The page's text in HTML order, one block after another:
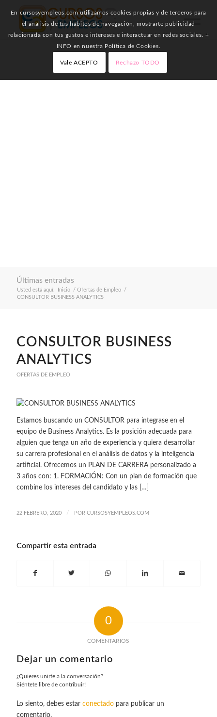
Últimas entradas
Usted está aquí: Inicio / Ofertas de Empleo
/
CONSULTOR BUSINESS ANALYTICS
CONSULTOR BUSINESS
ANALYTICS
OFERTAS DE EMPLEO
Estamos buscando un CONSULTOR para integrase en el
equipo de Business Analytics. Es la posición adecuada para
alguien que tenga un año de experiencia y quiera desarrollar
su carrera profesional en el análisis de datos y la inteligencia
artificial. Ofrecemos un PLAN DE CARRERA personalizado a
3 años con: 1. FORMACIÓN: Con un plan de formación que
combine los intereses del candidato y las […]
22 FEBRERO, 2020 / POR CURSOSYEMPLEOS.COM
Compartir esta entrada
0
COMENTARIOS
Dejar un comentario
¿Quieres unirte a la conversación?
Siéntete libre de contribuir!
Lo siento, debes estar conectadopara publicar un
comentario.
En cursosyempleos.com utilizamos cookies propias y de terceros para
el análisis de tus hábitos de navegación, mostrarte publicidad
relacionada con tus gustos e intereses e interactuar en redes sociales. +
INFO en nuestra Política de Cookies.
Vale ACEPTO Rechazo TODO